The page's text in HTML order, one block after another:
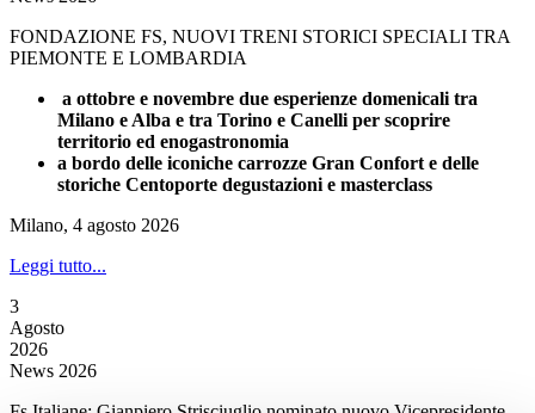
FONDAZIONE FS, NUOVI TRENI STORICI SPECIALI TRA
PIEMONTE E LOMBARDIA
a ottobre e novembre due esperienze domenicali tra
Milano e Alba e tra Torino e Canelli per scoprire
territorio ed enogastronomia
a bordo delle iconiche carrozze Gran Confort e delle
storiche Centoporte degustazioni e masterclass
Milano, 4 agosto 2026
Leggi tutto...
3
Agosto
2026
News 2026